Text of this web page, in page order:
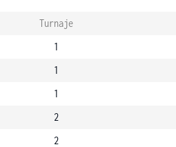
Turnaje
1
1
1
2
2